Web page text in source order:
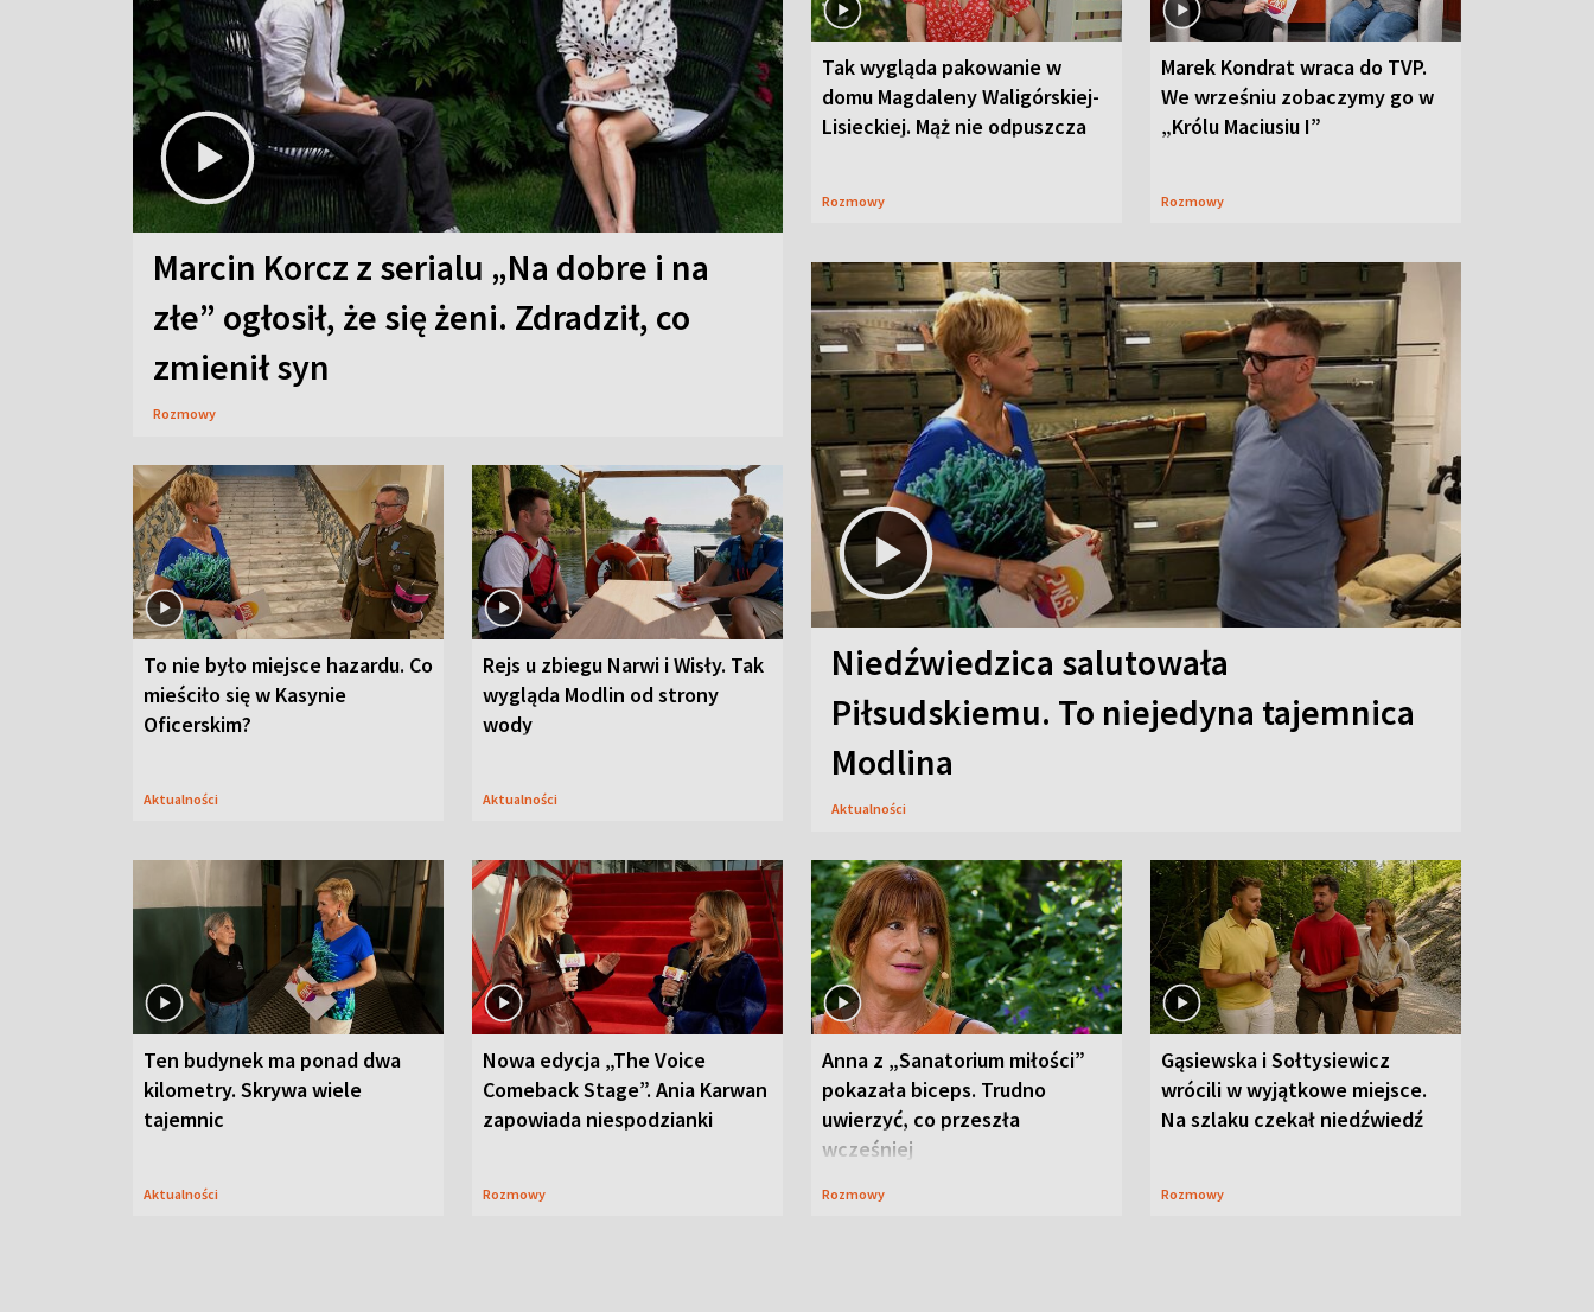
Marcin Korcz z serialu „Na dobre i na
złe” ogłosił, że się żeni. Zdradził, co
zmienił syn
Rozmowy
Tak wygląda pakowanie w
domu Magdaleny Waligórskiej-
Lisieckiej. Mąż nie odpuszcza
Rozmowy
Marek Kondrat wraca do TVP.
We wrześniu zobaczymy go w
„Królu Maciusiu I”
Rozmowy
To nie było miejsce hazardu. Co
mieściło się w Kasynie
Oficerskim?
Aktualności
Rejs u zbiegu Narwi i Wisły. Tak
wygląda Modlin od strony
wody
Aktualności
Niedźwiedzica salutowała
Piłsudskiemu. To niejedyna tajemnica
Modlina
Aktualności
Ten budynek ma ponad dwa
kilometry. Skrywa wiele
tajemnic
Aktualności
Nowa edycja „The Voice
Comeback Stage”. Ania Karwan
zapowiada niespodzianki
Rozmowy
Anna z „Sanatorium miłości”
pokazała biceps. Trudno
uwierzyć, co przeszła
wcześniej
Rozmowy
Gąsiewska i Sołtysiewicz
wrócili w wyjątkowe miejsce.
Na szlaku czekał niedźwiedź
Rozmowy